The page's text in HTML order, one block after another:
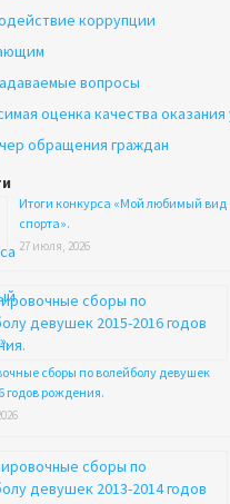
коррупции
вопросы
оценка качества оказания
обращения граждан
Итоги конкурса «Мой любимый вид
спорта».
27 июля, 2026
сборы по волейболу девушек
годов рождения.